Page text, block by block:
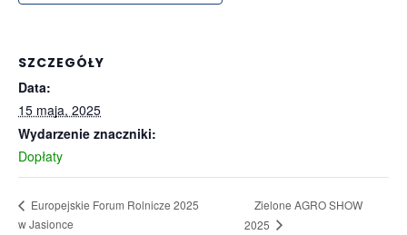
SZCZEGÓŁY
Data:
15 maja, 2025
Wydarzenie znaczniki:
Dopłaty
Europejskie Forum Rolnicze 2025
w Jasionce
Zielone AGRO SHOW
2025